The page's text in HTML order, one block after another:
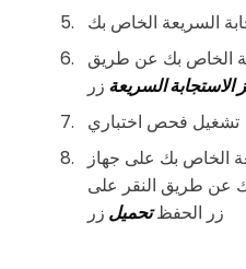
السريعة الخاص بك
الخاص بك عن طريق
الاستجابة السريعة زر
تشغيل فحص اختباري
الخاص بك على جهاز
عن طريق النقر على
زر الحفظتحميل زر